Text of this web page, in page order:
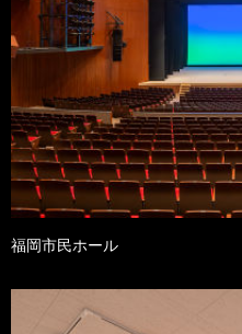
福岡市民ホール